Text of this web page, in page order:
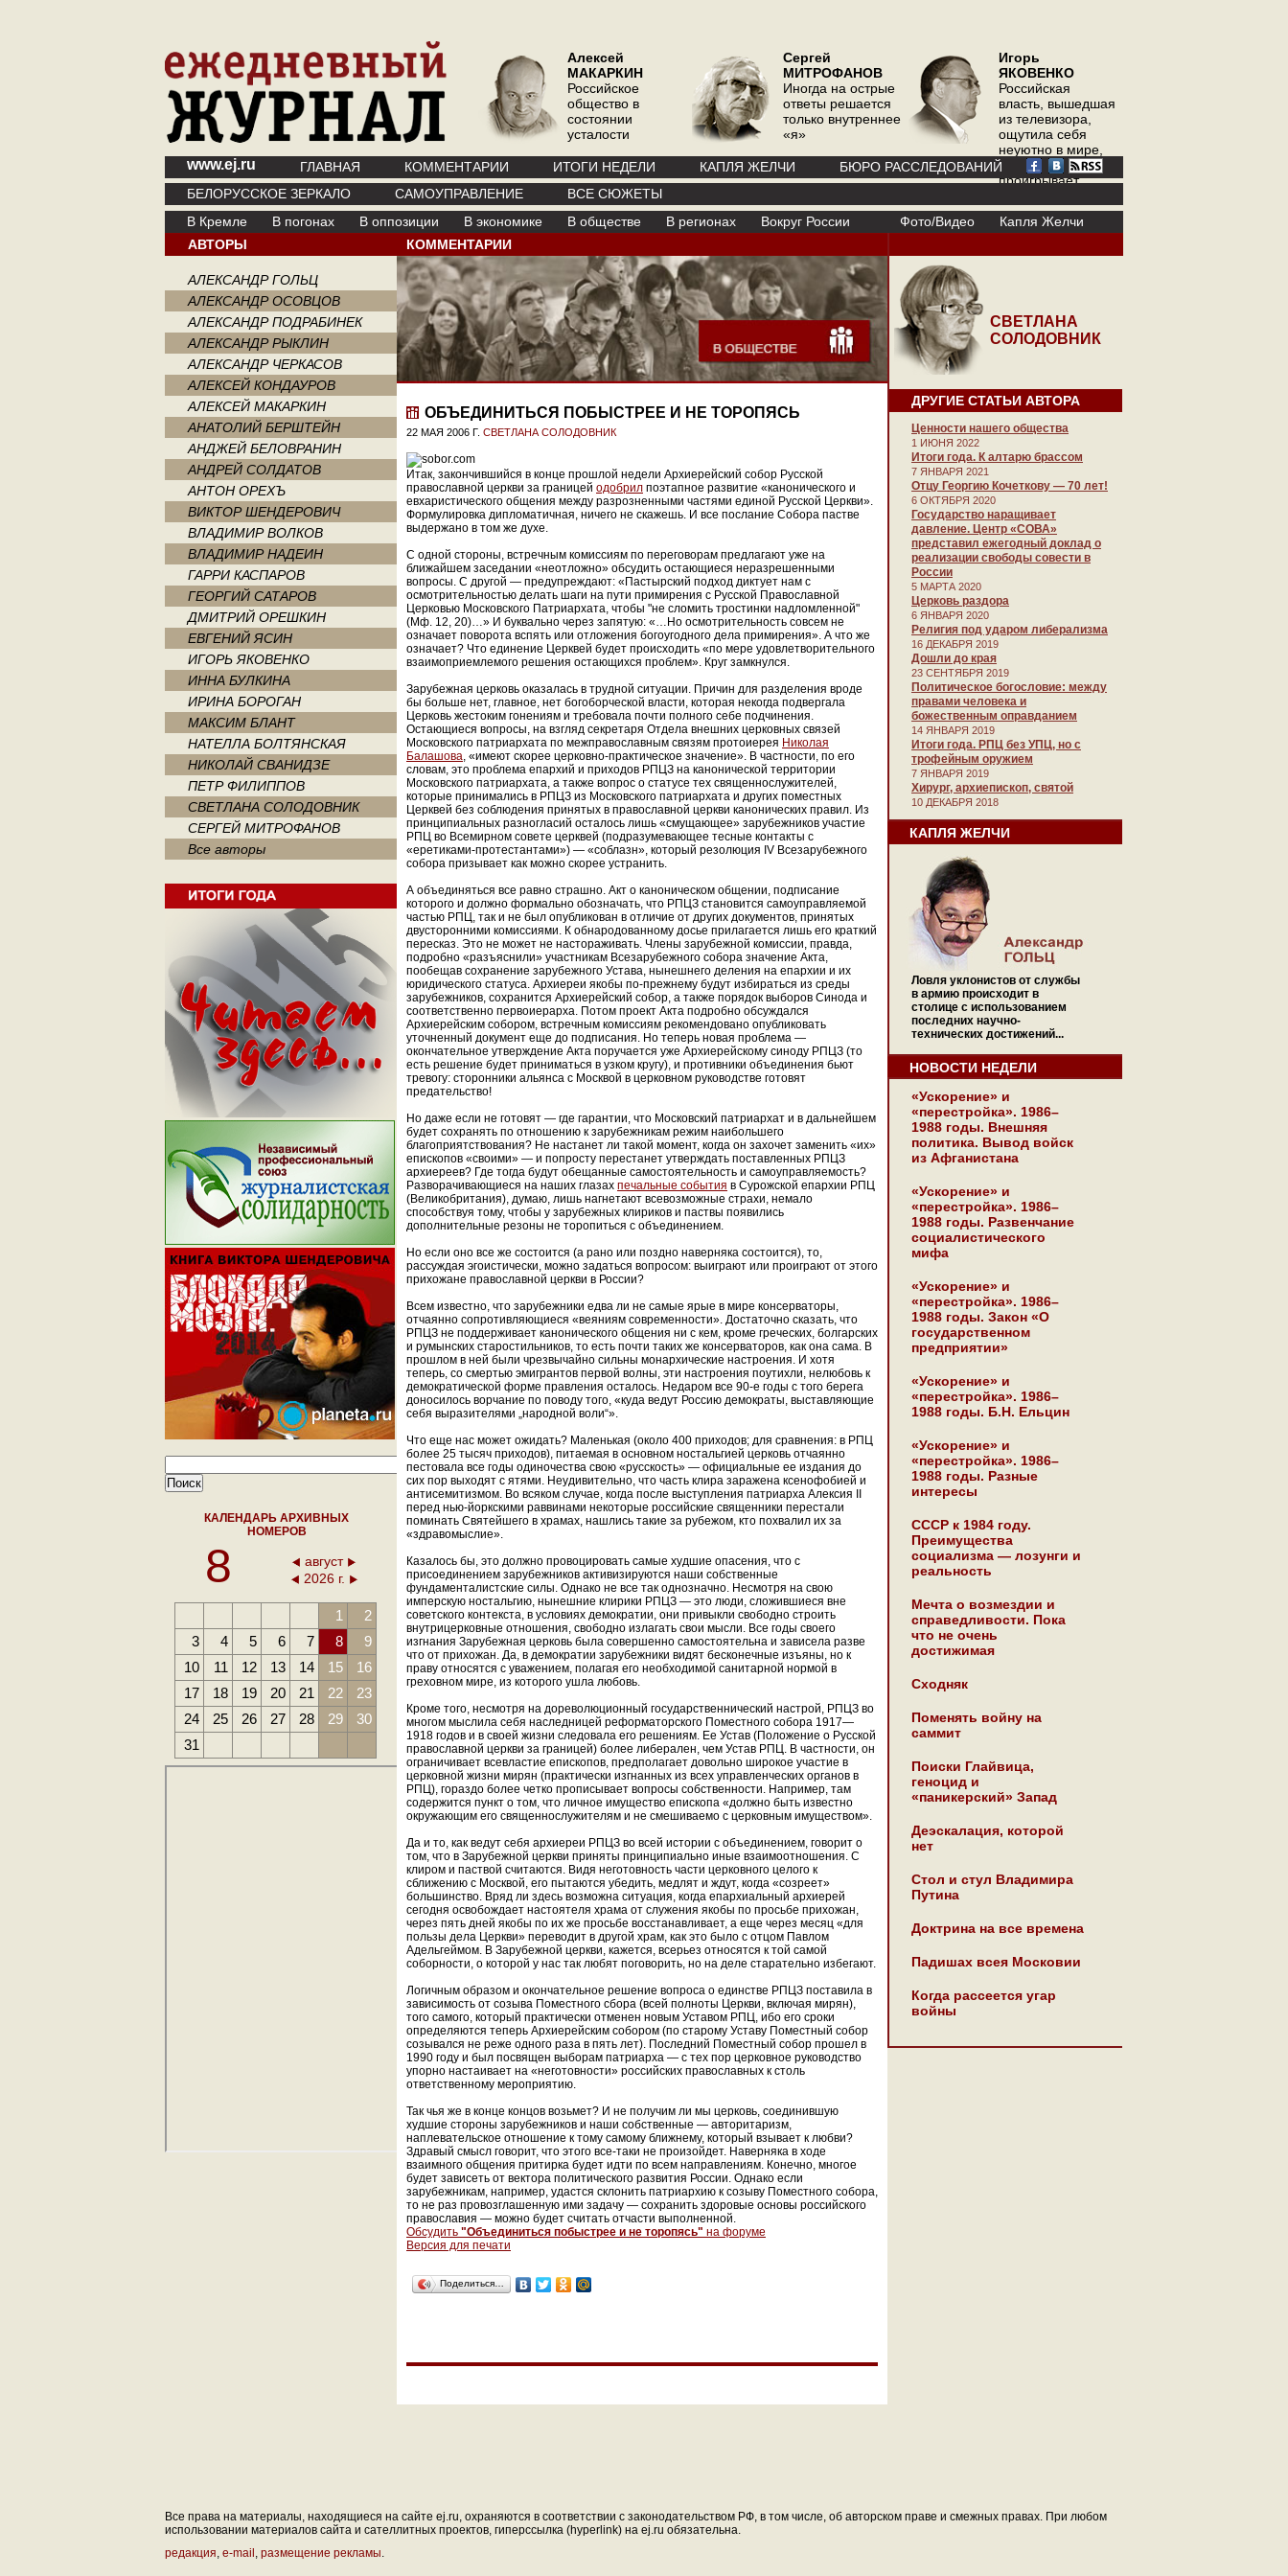
Алексей
МАКАРКИН
Российское
общество в
состоянии
усталости
Сергей
МИТРОФАНОВ
Иногда на острые
ответы решается
только внутреннее
«я»
Игорь
ЯКОВЕНКО
Российская
власть, вышедшая
из телевизора,
ощутила себя
неуютно в мире,
где телевизор
проигрывает
www.ej.ru ГЛАВНАЯ КОММЕНТАРИИ ИТОГИ НЕДЕЛИ КАПЛЯ ЖЕЛЧИ
БЮРО РАССЛЕДОВАНИЙ
БЕЛОРУССКОЕ ЗЕРКАЛО
САМОУПРАВЛЕНИЕ
ВСЕ СЮЖЕТЫ
В Кремле
В погонах В оппозиции В экономике В обществе В регионах Вокруг России Фото/Видео
Капля Желчи
АВТОРЫ
АЛЕКСАНДР ГОЛЬЦ
АЛЕКСАНДР ОСОВЦОВ
АЛЕКСАНДР ПОДРАБИНЕК
АЛЕКСАНДР РЫКЛИН
АЛЕКСАНДР ЧЕРКАСОВ
АЛЕКСЕЙ КОНДАУРОВ
АЛЕКСЕЙ МАКАРКИН
АНАТОЛИЙ БЕРШТЕЙН
АНДЖЕЙ БЕЛОВРАНИН
АНДРЕЙ СОЛДАТОВ
АНТОН ОРЕХЪ
ВИКТОР ШЕНДЕРОВИЧ
ВЛАДИМИР ВОЛКОВ
ВЛАДИМИР НАДЕИН
ГАРРИ КАСПАРОВ
ГЕОРГИЙ САТАРОВ
ДМИТРИЙ ОРЕШКИН
ЕВГЕНИЙ ЯСИН
ИГОРЬ ЯКОВЕНКО
ИННА БУЛКИНА
ИРИНА БОРОГАН
МАКСИМ БЛАНТ
НАТЕЛЛА БОЛТЯНСКАЯ
НИКОЛАЙ СВАНИДЗЕ
ПЕТР ФИЛИППОВ
СВЕТЛАНА СОЛОДОВНИК
СЕРГЕЙ МИТРОФАНОВ
Все авторы
КАЛЕНДАРЬ АРХИВНЫХ
НОМЕРОВ
8
август
2026 г.
1
2
3
4 5 6 7 8
9
10
11 12 13 14 15
16
17
18 19 20 21 22
23
24
25 26 27 28 29
30
31
КОММЕНТАРИИ
ОБЪЕДИНИТЬСЯ ПОБЫСТРЕЕ И НЕ ТОРОПЯСЬ
22 МАЯ 2006 Г. СВЕТЛАНА СОЛОДОВНИК
Итак, закончившийся в конце прошлой недели Архиерейский собор Русской
православной церкви за границей одобрил поэтапное развитие «канонического и
евхаристического общения между разрозненными частями единой Русской Церкви».
Формулировка дипломатичная, ничего не скажешь. И все послание Собора пастве
выдержано в том же духе.
С одной стороны, встречным комиссиям по переговорам предлагают уже на
ближайшем заседании «неотложно» обсудить остающиеся неразрешенными
вопросы. С другой — предупреждают: «Пастырский подход диктует нам с
осмотрительностью делать шаги на пути примирения с Русской Православной
Церковью Московского Патриархата, чтобы "не сломить тростинки надломленной"
(Мф. 12, 20)…» И буквально через запятую: «…Но осмотрительность совсем не
означает поворота вспять или отложения богоугодного дела примирения». А что же
означает? Что единение Церквей будет происходить «по мере удовлетворительного
взаимоприемлемого решения остающихся проблем». Круг замкнулся.
Зарубежная церковь оказалась в трудной ситуации. Причин для разделения вроде
бы больше нет, главное, нет богоборческой власти, которая некогда подвергала
Церковь жестоким гонениям и требовала почти полного себе подчинения.
Остающиеся вопросы, на взгляд секретаря Отдела внешних церковных связей
Московского патриархата по межправославным связям протоиерея Николая
Балашова, «имеют скорее церковно-практическое значение». В частности, по его
словам, это проблема епархий и приходов РПЦЗ на канонической территории
Московского патриархата, а также вопрос о статусе тех священнослужителей,
которые принимались в РПЦЗ из Московского патриархата и других поместных
Церквей без соблюдения принятых в православной церкви канонических правил. Из
принципиальных разногласий осталось лишь «смущающее» зарубежников участие
РПЦ во Всемирном совете церквей (подразумевающее тесные контакты с
«еретиками-протестантами») — «соблазн», который резолюция IV Всезарубежного
собора призывает как можно скорее устранить.
А объединяться все равно страшно. Акт о каноническом общении, подписание
которого и должно формально обозначать, что РПЦЗ становится самоуправляемой
частью РПЦ, так и не был опубликован в отличие от других документов, принятых
двусторонними комиссиями. К обнародованному досье прилагается лишь его краткий
пересказ. Это не может не настораживать. Члены зарубежной комиссии, правда,
подробно «разъяснили» участникам Всезарубежного собора значение Акта,
пообещав сохранение зарубежного Устава, нынешнего деления на епархии и их
юридического статуса. Архиереи якобы по-прежнему будут избираться из среды
зарубежников, сохранится Архиерейский собор, а также порядок выборов Синода и
соответственно первоиерарха. Потом проект Акта подробно обсуждался
Архиерейским собором, встречным комиссиям рекомендовано опубликовать
уточненный документ еще до подписания. Но теперь новая проблема —
окончательное утверждение Акта поручается уже Архиерейскому синоду РПЦЗ (то
есть решение будет приниматься в узком кругу), и противники объединения бьют
тревогу: сторонники альянса с Москвой в церковном руководстве готовят
предательство!
Но даже если не готовят — где гарантии, что Московский патриархат и в дальнейшем
будет сохранять по отношению к зарубежникам режим наибольшего
благоприятствования? Не настанет ли такой момент, когда он захочет заменить «их»
епископов «своими» — и попросту перестанет утверждать поставленных РПЦЗ
архиереев? Где тогда будут обещанные самостоятельность и самоуправляемость?
Разворачивающиеся на наших глазах печальные события в Сурожской епархии РПЦ
(Великобритания), думаю, лишь нагнетают всевозможные страхи, немало
способствуя тому, чтобы у зарубежных клириков и паствы появились
дополнительные резоны не торопиться с объединением.
Но если оно все же состоится (а рано или поздно наверняка состоится), то,
рассуждая эгоистически, можно задаться вопросом: выиграют или проиграют от этого
прихожане православной церкви в России?
Всем известно, что зарубежники едва ли не самые ярые в мире консерваторы,
отчаянно сопротивляющиеся «веяниям современности». Достаточно сказать, что
РПЦЗ не поддерживает канонического общения ни с кем, кроме греческих, болгарских
и румынских старостильников, то есть почти таких же консерваторов, как она сама. В
прошлом в ней были чрезвычайно сильны монархические настроения. И хотя
теперь, со смертью эмигрантов первой волны, эти настроения поутихли, нелюбовь к
демократической форме правления осталось. Недаром все 90-е годы с того берега
доносилось ворчание по поводу того, «куда ведут Россию демократы, выставляющие
себя выразителями „народной воли“».
Что еще нас может ожидать? Маленькая (около 400 приходов; для сравнения: в РПЦ
более 25 тысяч приходов), питаемая в основном ностальгией церковь отчаянно
пестовала все годы одиночества свою «русскость» — официальные ее издания до
сих пор выходят с ятями. Неудивительно, что часть клира заражена ксенофобией и
антисемитизмом. Во всяком случае, когда после выступления патриарха Алексия II
перед нью-йоркскими раввинами некоторые российские священники перестали
поминать Святейшего в храмах, нашлись такие за рубежом, кто похвалил их за
«здравомыслие».
Казалось бы, это должно провоцировать самые худшие опасения, что с
присоединением зарубежников активизируются наши собственные
фундаменталистские силы. Однако не все так однозначно. Несмотря на свою
имперскую ностальгию, нынешние клирики РПЦЗ — это люди, сложившиеся вне
советского контекста, в условиях демократии, они привыкли свободно строить
внутрицерковные отношения, свободно излагать свои мысли. Все годы своего
изгнания Зарубежная церковь была совершенно самостоятельна и зависела разве
что от прихожан. Да, в демократии зарубежники видят бесконечные изъяны, но к
праву относятся с уважением, полагая его необходимой санитарной нормой в
греховном мире, из которого ушла любовь.
Кроме того, несмотря на дореволюционный государственнический настрой, РПЦЗ во
многом мыслила себя наследницей реформаторского Поместного собора 1917—
1918 годов и в своей жизни следовала его решениям. Ее Устав (Положение о Русской
православной церкви за границей) более либерален, чем Устав РПЦ. В частности, он
ограничивает всевластие епископов, предполагает довольно широкое участие в
церковной жизни мирян (практически изгнанных из всех управленческих органов в
РПЦ), гораздо более четко прописывает вопросы собственности. Например, там
содержится пункт о том, что личное имущество епископа «должно быть известно
окружающим его священнослужителям и не смешиваемо с церковным имуществом».
Да и то, как ведут себя архиереи РПЦЗ во всей истории с объединением, говорит о
том, что в Зарубежной церкви приняты принципиально иные взаимоотношения. С
клиром и паствой считаются. Видя неготовность части церковного целого к
сближению с Москвой, его пытаются убедить, медлят и ждут, когда «созреет»
большинство. Вряд ли здесь возможна ситуация, когда епархиальный архиерей
сегодня освобождает настоятеля храма от служения якобы по просьбе прихожан,
через пять дней якобы по их же просьбе восстанавливает, а еще через месяц «для
пользы дела Церкви» переводит в другой храм, как это было с отцом Павлом
Адельгеймом. В Зарубежной церкви, кажется, всерьез относятся к той самой
соборности, о которой у нас так любят поговорить, но на деле старательно избегают.
Логичным образом и окончательное решение вопроса о единстве РПЦЗ поставила в
зависимость от созыва Поместного сбора (всей полноты Церкви, включая мирян),
того самого, который практически отменен новым Уставом РПЦ, ибо его сроки
определяются теперь Архиерейским собором (по старому Уставу Поместный собор
созывался не реже одного раза в пять лет). Последний Поместный собор прошел в
1990 году и был посвящен выборам патриарха — с тех пор церковное руководство
упорно настаивает на «неготовности» российских православных к столь
ответственному мероприятию.
Так чья же в конце концов возьмет? И не получим ли мы церковь, соединившую
худшие стороны зарубежников и наши собственные — авторитаризм,
наплевательское отношение к тому самому ближнему, который взывает к любви?
Здравый смысл говорит, что этого все-таки не произойдет. Наверняка в ходе
взаимного общения притирка будет идти по всем направлениям. Конечно, многое
будет зависеть от вектора политического развития России. Однако если
зарубежникам, например, удастся склонить патриархию к созыву Поместного собора,
то не раз провозглашенную ими задачу — сохранить здоровые основы российского
православия — можно будет считать отчасти выполненной.
Обсудить "Объединиться побыстрее и не торопясь" на форуме
Версия для печати
Поделиться…
СВЕТЛАНА
СОЛОДОВНИК
ДРУГИЕ СТАТЬИ АВТОРА
Ценности нашего общества
1 ИЮНЯ 2022
Итоги года. К алтарю брассом
7 ЯНВАРЯ 2021
Отцу Георгию Кочеткову — 70 лет!
6 ОКТЯБРЯ 2020
Государство наращивает
давление. Центр «СОВА»
представил ежегодный доклад о
реализации свободы совести в
России
5 МАРТА 2020
Церковь раздора
6 ЯНВАРЯ 2020
Религия под ударом либерализма
16 ДЕКАБРЯ 2019
Дошли до края
23 СЕНТЯБРЯ 2019
Политическое богословие: между
правами человека и
божественным оправданием
14 ЯНВАРЯ 2019
Итоги года. РПЦ без УПЦ, но с
трофейным оружием
7 ЯНВАРЯ 2019
Хирург, архиепископ, святой
10 ДЕКАБРЯ 2018
КАПЛЯ ЖЕЛЧИ
Ловля уклонистов от службы
в армию происходит в
столице с использованием
последних научно-
технических достижений...
НОВОСТИ НЕДЕЛИ
«Ускорение» и
«перестройка». 1986–
1988 годы. Внешняя
политика. Вывод войск
из Афганистана
«Ускорение» и
«перестройка». 1986–
1988 годы. Развенчание
социалистического
мифа
«Ускорение» и
«перестройка». 1986–
1988 годы. Закон «О
государственном
предприятии»
«Ускорение» и
«перестройка». 1986–
1988 годы. Б.Н. Ельцин
«Ускорение» и
«перестройка». 1986–
1988 годы. Разные
интересы
СССР к 1984 году.
Преимущества
социализма — лозунги и
реальность
Мечта о возмездии и
справедливости. Пока
что не очень
достижимая
Сходняк
Поменять войну на
саммит
Поиски Глайвица,
геноцид и
«паникерский» Запад
Деэскалация, которой
нет
Стол и стул Владимира
Путина
Доктрина на все времена
Падишах всея Московии
Когда рассеется угар
войны
Все права на материалы, находящиеся на сайте ej.ru, охраняются в соответствии с законодательством РФ, в том числе, об авторском праве и смежных правах. При любом
использовании материалов сайта и сателлитных проектов, гиперссылка (hyperlink) на ej.ru обязательна.
редакция, e-mail , размещение рекламы.